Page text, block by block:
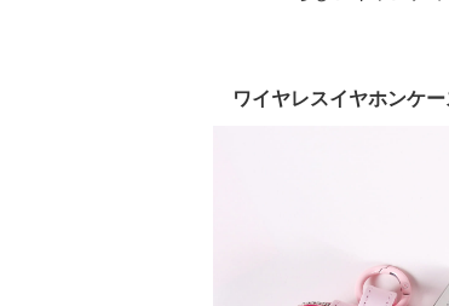
ワイヤレスイヤホンケー